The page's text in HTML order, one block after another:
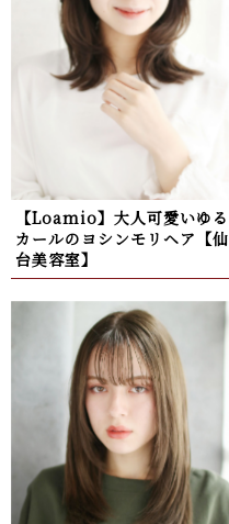
【Loamio】大人可愛いゆる
カールのヨシンモリヘア【仙
台美容室】